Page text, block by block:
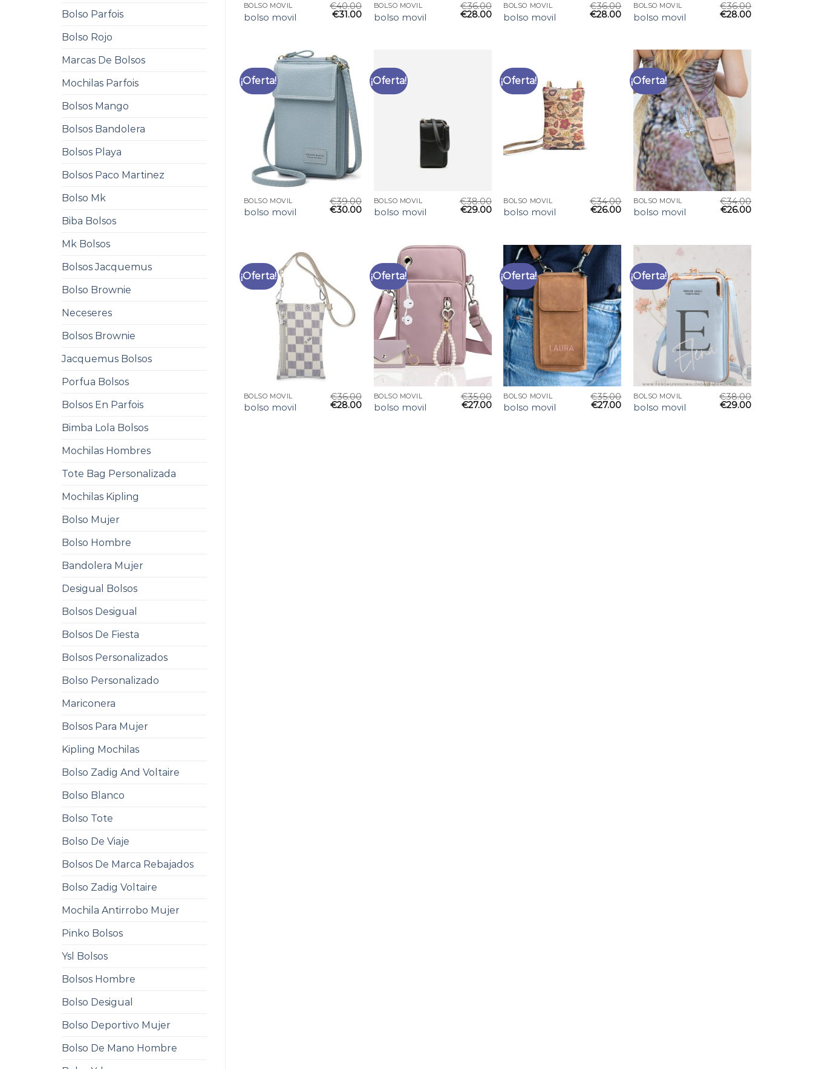
Bolso Parfois
Bolso Rojo
Marcas De Bolsos
Mochilas Parfois
Bolsos Mango
Bolsos Bandolera
Bolsos Playa
Bolsos Paco Martinez
Bolso Mk
Biba Bolsos
Mk Bolsos
Bolsos Jacquemus
Bolso Brownie
Neceseres
Bolsos Brownie
Jacquemus Bolsos
Porfua Bolsos
Bolsos En Parfois
Bimba Lola Bolsos
Mochilas Hombres
Tote Bag Personalizada
Mochilas Kipling
Bolso Mujer
Bolso Hombre
Bandolera Mujer
Desigual Bolsos
Bolsos Desigual
Bolsos De Fiesta
Bolsos Personalizados
Bolso Personalizado
Mariconera
Bolsos Para Mujer
Kipling Mochilas
Bolso Zadig And Voltaire
Bolso Blanco
Bolso Tote
Bolso De Viaje
Bolsos De Marca Rebajados
Bolso Zadig Voltaire
Mochila Antirrobo Mujer
Pinko Bolsos
Ysl Bolsos
Bolsos Hombre
Bolso Desigual
Bolso Deportivo Mujer
Bolso De Mano Hombre
BOLSO MOVIL
bolso movil
€40.00
€31.00
BOLSO MOVIL
bolso movil
€36.00
€28.00
BOLSO MOVIL
bolso movil
€36.00
€28.00
BOLSO MOVIL
bolso movil
€36.00
€28.00
¡Oferta!
BOLSO MOVIL
bolso movil
€39.00
€30.00
¡Oferta!
BOLSO MOVIL
bolso movil
€38.00
€29.00
¡Oferta!
BOLSO MOVIL
bolso movil
€34.00
€26.00
¡Oferta!
BOLSO MOVIL
bolso movil
€34.00
€26.00
¡Oferta!
BOLSO MOVIL
bolso movil
€36.00
€28.00
¡Oferta!
BOLSO MOVIL
bolso movil
€35.00
€27.00
¡Oferta!
BOLSO MOVIL
bolso movil
€35.00
€27.00
¡Oferta!
BOLSO MOVIL
bolso movil
€38.00
€29.00